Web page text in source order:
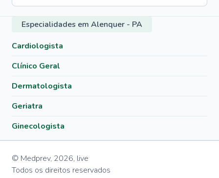
Especialidades em Alenquer - PA
Cardiologista
Clínico Geral
Dermatologista
Geriatra
Ginecologista
© Medprev, 2026, live
Todos os direitos reservados